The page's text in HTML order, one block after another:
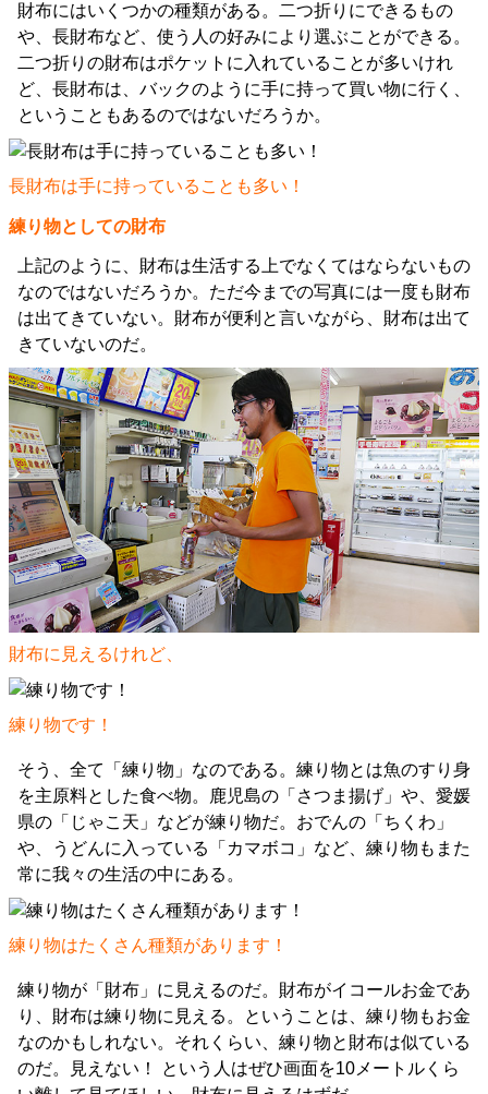
財布にはいくつかの種類がある。二つ折りにできるもの
や、長財布など、使う人の好みにより選ぶことができる。
二つ折りの財布はポケットに入れていることが多いけれ
ど、長財布は、バックのように手に持って買い物に行く、
ということもあるのではないだろうか。
長財布は手に持っていることも多い！
練り物としての財布
上記のように、財布は生活する上でなくてはならないもの
なのではないだろうか。ただ今までの写真には一度も財布
は出てきていない。財布が便利と言いながら、財布は出て
きていないのだ。
財布に見えるけれど、
練り物です！
そう、全て「練り物」なのである。練り物とは魚のすり身
を主原料とした食べ物。鹿児島の「さつま揚げ」や、愛媛
県の「じゃこ天」などが練り物だ。おでんの「ちくわ」
や、うどんに入っている「カマボコ」など、練り物もまた
常に我々の生活の中にある。
練り物はたくさん種類があります！
練り物が「財布」に見えるのだ。財布がイコールお金であ
り、財布は練り物に見える。ということは、練り物もお金
なのかもしれない。それくらい、練り物と財布は似ている
のだ。見えない！ という人はぜひ画面を10メートルくら